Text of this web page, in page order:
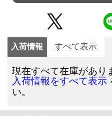
入荷情報 すべて表示
現在すべて在庫があり
入荷情報をすべて表示
い。